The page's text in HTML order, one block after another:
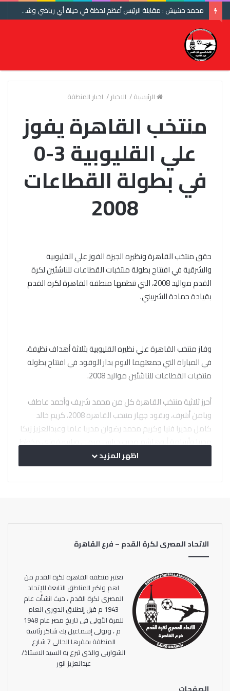
محمد حشيش : مقابلة الرئيس أعظم لحظة في حياة أي رياضي وشكرا اتحاد الكرة ومنتخب مصر
الرئيسية/ الاخبار/ اخبار المنطقة
منتخب القاهرة يفوز
علي القليوبية 3-0
في بطولة القطاعات
2008
حقق منتخب القاهرة ونظيره الجيزة الفوز علي القليوبية
والشرقية في افتتاح بطولة منتخبات القطاعات للناشئين لكرة
القدم مواليد 2008، التي تنظمها منطقة القاهرة لكرة القدم
بقيادة حمادة الشربيني.
وفاز منتخب القاهرة علي نظيره القليوبية بثلاثة أهداف نظيفة،
في المباراة التي جمعتهما اليوم بدار الوقود في افتتاح بطولة
منتخبات القطاعات للناشئين مواليد 2008.
أحرز ثلاثية منتخب القاهرة كل من محمد شريف وأحمد عاطف
ويامن أشرف، ويقود جهاز منتخب القاهرة 2008، كريم خالد
كامل مديرا فنيا وكريم محمد رضوان مدربا عاما وعبدالعزيز زيكا
مدربا وأسامة أبوهاشم مدرب حراس مرمي وياسر فوزي مخطط
أحمال وهاني عناني أخصائي علاج طبيعي وكمال عيد ربيع إداريا.
وحقق منتخب الجيزة الفوز علي الشرقية 4-1 في المباراة التي
جمعتهما اليوم ضمن الجولة الأولي لبطولة قطاع القاهرة
اظهر المزيد
الاتحاد المصرى لكرة القدم – فرع القاهرة
تعتبر منطقه القاهره لكرة القدم من
اهم واكبر المناطق التابعة للإتحاد
المصرى لكرة القدم ، حيث انشأت عام
1943 م قبل إنطلاق الدورى العام
للمرة الأولى فى تاريخ مصر عام 1948
م ، وتولى إسماعيل بك شاكر رئاسة
المنطقة بمقرها الحالى 7 شارع
الشواربى والذى تبرع به السيد الاستاذ/
عبدالعزيز انور